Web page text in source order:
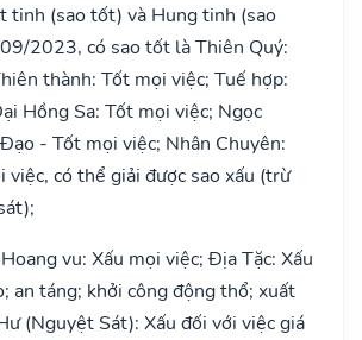
tinh (sao tốt) và Hung tinh (sao
2023, có sao tốt là Thiên Quý:
thành: Tốt mọi việc; Tuế hợp:
Hồng Sa: Tốt mọi việc; Ngọc
- Tốt mọi việc; Nhân Chuyên:
có thể giải được sao xấu (trừ
vu: Xấu mọi việc; Địa Tặc: Xấu
an táng; khởi công động thổ; xuất
(Nguyệt Sát): Xấu đối với việc giá